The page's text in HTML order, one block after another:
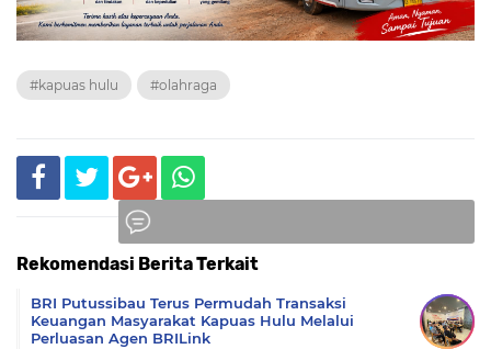
#kapuas hulu #olahraga
Rekomendasi Berita Terkait
BRI Putussibau Terus Permudah Transaksi
Keuangan Masyarakat Kapuas Hulu Melalui
Perluasan Agen BRILink